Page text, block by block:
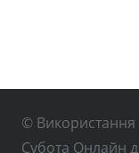
© Використання
Субота Онлайн